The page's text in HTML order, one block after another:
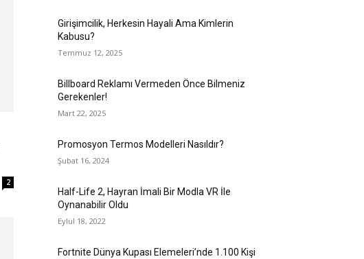
2
Girişimcilik, Herkesin Hayali Ama Kimlerin
Kabusu?
Temmuz 12, 2025
Billboard Reklamı Vermeden Önce Bilmeniz
Gerekenler!
Mart 22, 2025
Promosyon Termos Modelleri Nasıldır?
Şubat 16, 2024
Half-Life 2, Hayran İmali Bir Modla VR İle
Oynanabilir Oldu
Eylül 18, 2022
Fortnite Dünya Kupası Elemeleri’nde 1.100 Kişi